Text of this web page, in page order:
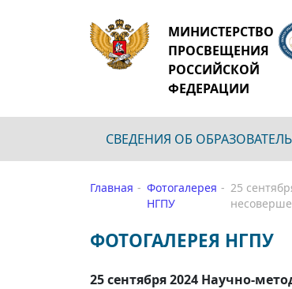
МИНИСТЕРСТВО
ПРОСВЕЩЕНИЯ
РОССИЙСКОЙ
ФЕДЕРАЦИИ
СВЕДЕНИЯ ОБ
Главная
Фотогалерея
НГПУ
25
ФОТОГАЛЕРЕЯ НГПУ
25 сентября 2024 Научно-